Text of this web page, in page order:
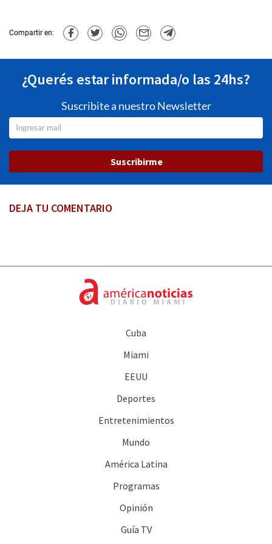
Compartir en:
¿Querés estar informada/o las 24hs?
Suscribite a nuestro Newsletter
Suscribirme
DEJA TU COMENTARIO
Cuba
Miami
EEUU
Deportes
Entretenimientos
Mundo
América Latina
Programas
Opinión
Guía TV